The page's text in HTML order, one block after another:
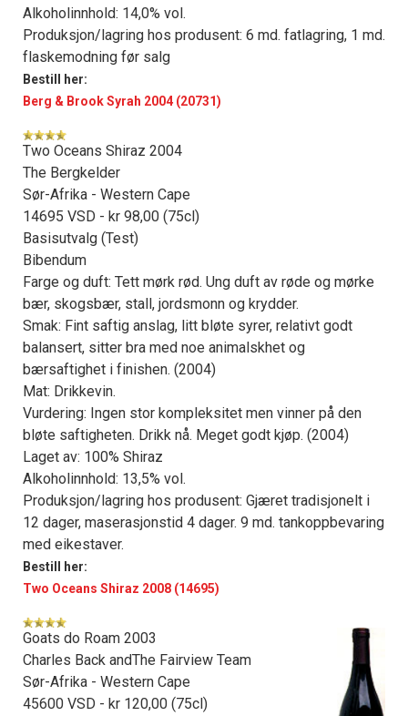
Alkoholinnhold: 14,0% vol.
Produksjon/lagring hos produsent: 6 md. fatlagring, 1 md.
flaskemodning før salg
Bestill her:
Berg & Brook Syrah 2004 (20731)
Two Oceans Shiraz 2004
The Bergkelder
Sør-Afrika - Western Cape
14695 VSD - kr 98,00 (75cl)
Basisutvalg (Test)
Bibendum
Farge og duft: Tett mørk rød. Ung duft av røde og mørke
bær, skogsbær, stall, jordsmonn og krydder.
Smak: Fint saftig anslag, litt bløte syrer, relativt godt
balansert, sitter bra med noe animalskhet og
bærsaftighet i finishen. (2004)
Mat: Drikkevin.
Vurdering: Ingen stor kompleksitet men vinner på den
bløte saftigheten. Drikk nå. Meget godt kjøp. (2004)
Laget av: 100% Shiraz
Alkoholinnhold: 13,5% vol.
Produksjon/lagring hos produsent: Gjæret tradisjonelt i
12 dager, maserasjonstid 4 dager. 9 md. tankoppbevaring
med eikestaver.
Bestill her:
Two Oceans Shiraz 2008 (14695)
Goats do Roam 2003
Charles Back andThe Fairview Team
Sør-Afrika - Western Cape
45600 VSD - kr 120,00 (75cl)